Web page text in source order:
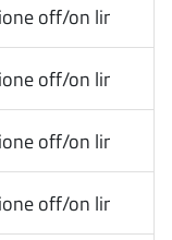
off/on line
off/on line
off/on line
off/on line